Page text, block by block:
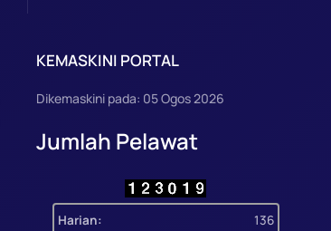
KEMASKINI PORTAL
Dikemaskini pada: 05 Ogos 2026
Jumlah Pelawat
Harian:
136